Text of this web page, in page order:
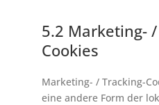
5.2 Marketing-
Cookies
Marketing- / Tracking-
eine andere Form der